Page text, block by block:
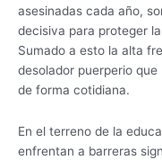
asesinadas cada año,
decisiva para proteger
Sumado a esto la alta
desolador puerperio
de forma cotidiana.
En el terreno de la
enfrentan a barreras